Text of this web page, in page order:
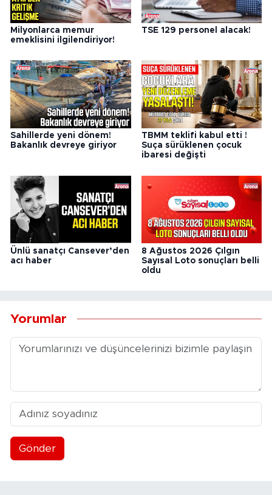
Milyonlarca memur
emeklisini ilgilendiriyor!
TSE 129 personel alacak!
Sahillerde yeni dönem!
Bakanlık devreye giriyor
TBMM teklifi kabul etti !
Suça sürüklenen çocuk
ibaresi değişti
Ünlü sanatçı Cansever’den
acı haber
8 Ağustos 2026 Çılgın
Sayısal Loto sonuçları belli
oldu
Yorumlar
Gönder